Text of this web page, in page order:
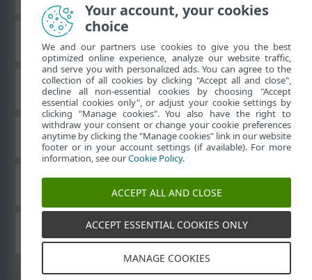
Databáza znalostí ESET
ESET Fórum
Technická podpora
Používateľské príručky ESET
1992-2026ESET, spol. s r. o. Všetky práva vyhradené.
Your account, your cookies
choice
We and our partners use cookies to give you the best
optimized online experience, analyze our website traffic,
and serve you with personalized ads. You can agree to the
collection of all cookies by clicking "Accept all and close",
decline all non-essential cookies by choosing "Accept
essential cookies only", or adjust your cookie settings by
clicking "Manage cookies". You also have the right to
withdraw your consent or change your cookie preferences
anytime by clicking the "Manage cookies" link in our website
footer or in your account settings (if available). For more
information, see ourCookie Policy.
ACCEPT ALL AND CLOSE
ACCEPT ESSENTIAL COOKIES ONLY
MANAGE COOKIES